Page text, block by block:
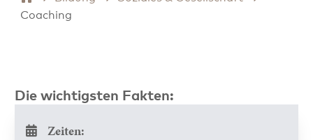
Coaching
Die wichtigsten Fakten:
Zeiten: